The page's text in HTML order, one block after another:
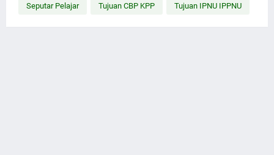
Seputar Pelajar Tujuan CBP KPP Tujuan IPNU IPPNU